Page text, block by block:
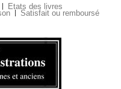
Etats des livres
Satisfait ou remboursé